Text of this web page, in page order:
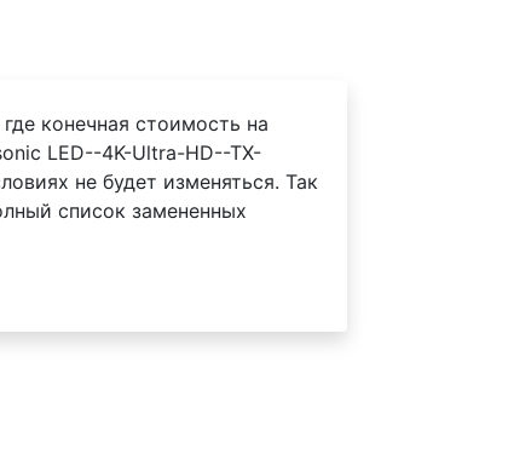
конечная стоимость на
LED--4K-Ultra-HD--TX-
не будет изменяться. Так
список замененных